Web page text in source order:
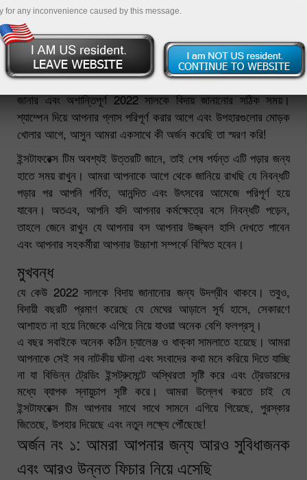
29.12.2022 12:24 PM
নববর্ষ ঠিক দোরগোড়ায় কড়া নাড়ছে। এখনই আর্থিক ফলাফলের সারসংক্ষেপ
জানার এবং অশান্তিপূর্ণ 2022 সালকে বিদায় জানানোর সঠিক সময়।
শ্যাম্পেন দিয়ে আপনার গ্লাস পরিপূর্ণ করার আগে এবং উপহারগুলোর মোড়ক
খোলার আগে, আসুন আমরা একসাথে কী অর্জন করেছি তা স্মরণ করি!
ইন্সটাফরেক্স টিম অবশ্যই উত্তরটি জানে, তাই শেষ পর্যন্ত এটি পড়ার জন্য
হাতে সময় রাখুন। আমরা আপনাকে আগে থেকে জানিয়ে রাখছি যে নিবন্ধটি
পড়ার পর আপনি গর্বিত, আনন্দিত এবং উৎসবের আমেজে পরিপূর্ণ হয়ে
যাবেন। অতএব, আপনি যদি আপনার কর্মক্ষেত্রে বসে নিবন্ধটি পড়েন,
তাহলে জেনে রাখুন যে আপনার বস আপনার উজ্জ্বল হাসি দেখতে পাবেন
এবং আপনার সহকর্মীরা আপনার উচ্চাশা সম্পর্কে বিস্মিত হবেন।
মুখবন্ধ
যে কেউ 2022 সালকে বিদায় জানানোর জন্য উদগ্রীব থাকবে। তবুও,
বিদায়ী বছরটি প্রমাণ করেছে যে মেঘের আড়ালে সূর্য হাসে, সেকারণে
আশাহত না হয়ে নিজেকে এগিয়ে নিয়ে যাওয়া অনেক বেশি ফলপ্রসূ।
এ বছর সবাইকে অনেক কঠিন চ্যালেঞ্জ ও ধাক্কা সামলাতে হয়েছে। আমরা
আপনাকে সেই সব নাটকীয় ঘটনা এবং সংবাদের কথা মনে করিয়ে দিতে যাচ্ছি
না যা বিভিন্ন ট্রেডিং ইন্সট্রুমেন্টে অস্থিরতা সৃষ্টি করে এবং ট্রেডারদের
মধ্যে ব্যাপক স্নায়ুচাপ সৃষ্টি করে। আমরা উল্লেখ করতে চাই যে
ইন্সটাফরেক্স টিম আপনার সাথে সাথে সামনে এগিয়ে গিয়েছে, পুরস্কার
জিতেছে, উপহার দিয়েছে এবং নতুন লক্ষ্যে পৌঁছেছে!
অর্জন নং ১: আমরা আপনার জন্য আরও সুবিধাজনক
এবং আরও উন্নত ফিচার নিয়ে এসেছি
for any inconvenience caused by this message.